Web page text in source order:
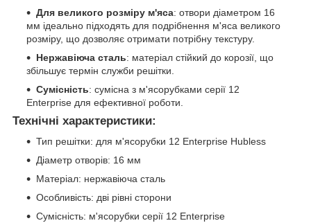
Для великого розміру м'яса: отвори діаметром 16
мм ідеально підходять для подрібнення м'яса великого
розміру, що дозволяє отримати потрібну текстуру.
Нержавіюча сталь: матеріал стійкий до корозії, що
збільшує термін служби решітки.
Сумісність: сумісна з м'ясорубками серії 12
Enterprise для ефективної роботи.
Технічні характеристики:
Тип решітки: для м'ясорубки 12 Enterprise Hubless
Діаметр отворів: 16 мм
Матеріал: нержавіюча сталь
Особливість: дві рівні сторони
Сумісність: м'ясорубки серії 12 Enterprise